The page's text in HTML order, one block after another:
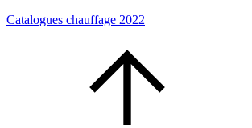
Catalogues chauffage 2022